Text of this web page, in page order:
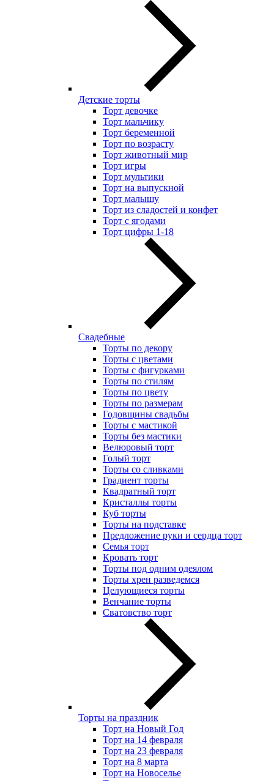
Детские торты
Торт девочке
Торт мальчику
Торт беременной
Торт по возрасту
Торт животный мир
Торт игры
Торт мультики
Торт на выпускной
Торт малышу
Торт из сладостей и конфет
Торт с ягодами
Торт цифры 1-18
Свадебные
Торты по декору
Торты с цветами
Торты с фигурками
Торты по стилям
Торты по цвету
Торты по размерам
Годовщины свадьбы
Торты с мастикой
Торты без мастики
Велюровый торт
Голый торт
Торты со сливками
Градиент торты
Квадратный торт
Кристаллы торты
Куб торты
Торты на подставке
Предложение руки и сердца торт
Семья торт
Кровать торт
Торты под одним одеялом
Торты хрен разведемся
Целующиеся торты
Венчание торты
Сватовство торт
Торты на праздник
Торт на Новый Год
Торт на 14 февраля
Торт на 23 февраля
Торт на 8 марта
Торт на Новоселье